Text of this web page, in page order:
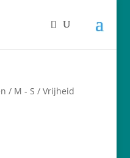
/ M - S / Vrijheid